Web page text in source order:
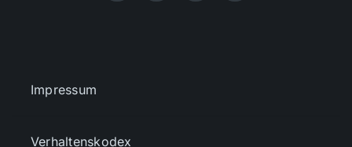
Impressum
Verhaltenskodex